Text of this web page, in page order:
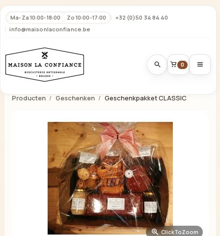
Ma-Za 10:00-18:00 Zo 10:00-17:00
+32 (0)50 34 84 40
info@maisonlaconfiance.be
0
Producten Geschenken Geschenkpakket CLASSIC
ClickToZoom